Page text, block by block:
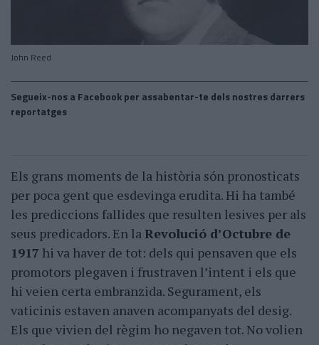
John Reed
Segueix-nos a Facebook per assabentar-te dels nostres darrers
reportatges
Els grans moments de la història són pronosticats
per poca gent que esdevinga erudita. Hi ha també
les prediccions fallides que resulten lesives per als
seus predicadors. En laRevolució d’Octubre de
1917 hi va haver de tot: dels qui pensaven que els
promotors plegaven i frustraven l’intent i els que
hi veien certa embranzida. Segurament, els
vaticinis estaven anaven acompanyats del desig.
Els que vivien del règim ho negaven tot. No volien